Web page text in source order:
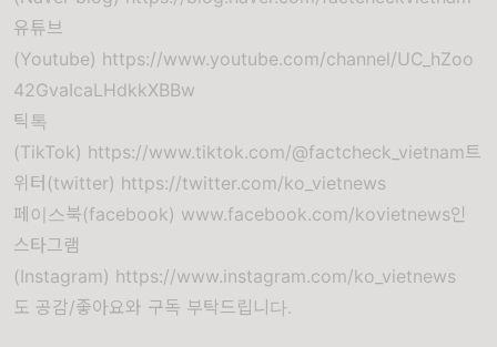
유튜브
(Youtube) https://www.youtube.com/channel/UC_hZoo
42GvaIcaLHdkkXBBw
틱톡
(TikTok) https://www.tiktok.com/@factcheck_vietnam트
위터(twitter) https://twitter.com/ko_vietnews
페이스북(facebook) www.facebook.com/kovietnews인
스타그램
(Instagram) https://www.instagram.com/ko_vietnews
도 공감/좋아요와 구독 부탁드립니다.